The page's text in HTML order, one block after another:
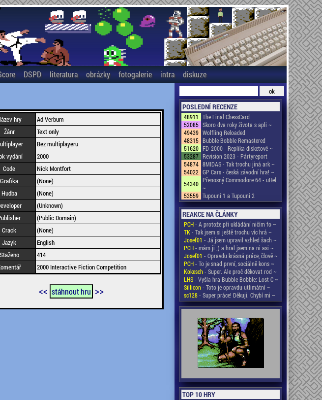
DSPD literatura obrázky fotogalerie intra diskuze
hry
Ad Verbum
Žánr
Text only
Bez multiplayeru
vydání
2000
Code
Nick Montfort
Grafika
(None)
Hudba
(None)
(Unknown)
(Public Domain)
Crack
(None)
Jazyk
English
Staženo
414
2000 Interactive Fiction Competition
<< stáhnout hru >>
POSLEDNÍ RECENZE
48911
The Final ChessCard
52085 Skoro dva roky života s apli ~
49439 Wolfling Reloaded
48315 Bubble Bobble Remastered
51620 FD-2000 - Replika disketové ~
53287 Revision 2023 - Pártyreport
54874 8MIDAS - Tak trochu jiná ark ~
54022 GP Cars - česká závodní hra! ~
54340 Přenosný Commodore 64 - uHel
~
53559 Tupouni 1 a Tupouni 2
REAKCE NA ČLÁNKY
PCH- A protože při ukládání ničím fo ~
TK- Tak jsem si ještě trochu víc hrá ~
Josef01 - Já jsem upravil vzhled šach ~
PCH- mám ji ;) a hral jsem na ni asi ~
Josef01 - Opravdu krásná práce, člově ~
PCH- To je snad první, sociálně kons ~
Kokesch- Super. Ale proč děkovat rod ~
LHS- Vyšla hra Bubble Bobble: Lost C ~
Sillicon- Toto je opravdu utlimátní ~
sc128- Super práce! Děkuji. Chybí mi ~
TOP 10 HRY